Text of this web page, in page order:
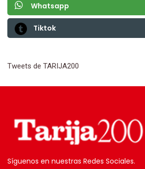
Whatsapp
Tiktok
Tweets de TARIJA200
Síguenos en nuestras Redes Sociales.